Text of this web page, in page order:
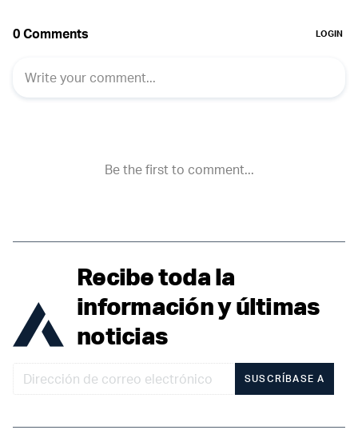
Recibe toda la
información y últimas
noticias
SUSCRÍBASE A